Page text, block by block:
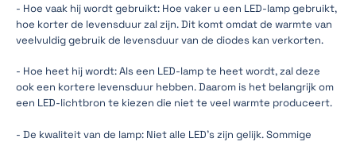
- Hoe vaak hij wordt gebruikt: Hoe vaker u een LED-lamp gebruikt,
hoe korter de levensduur zal zijn. Dit komt omdat de warmte van
veelvuldig gebruik de levensduur van de diodes kan verkorten.
- Hoe heet hij wordt: Als een LED-lamp te heet wordt, zal deze
ook een kortere levensduur hebben. Daarom is het belangrijk om
een LED-lichtbron te kiezen die niet te veel warmte produceert.
- De kwaliteit van de lamp: Niet alle LED's zijn gelijk. Sommige